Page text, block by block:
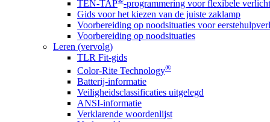
TEN-TAP -programmering voor flexibele
Gids voor het kiezen van de juiste zaklamp
Voorbereiding op noodsituaties voor
Voorbereiding op noodsituaties
Leren (vervolg)
TLR Fit-gids
Color-Rite Technology®
Batterij-informatie
Veiligheidsclassificaties uitgelegd
ANSI-informatie
Verklarende woordenlijst